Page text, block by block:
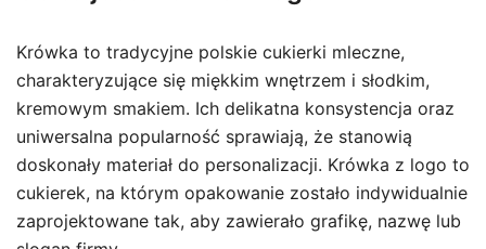
Krówka to tradycyjne polskie cukierki mleczne,
charakteryzujące się miękkim wnętrzem i słodkim,
kremowym smakiem. Ich delikatna konsystencja oraz
uniwersalna popularność sprawiają, że stanowią
doskonały materiał do personalizacji. Krówka z logo to
cukierek, na którym opakowanie zostało indywidualnie
zaprojektowane tak, aby zawierało grafikę, nazwę lub